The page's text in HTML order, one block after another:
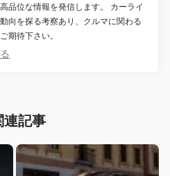
品位な情報を発信します。 カーライ
向を探る考察あり、クルマに関わる
期待下さい。
連記事